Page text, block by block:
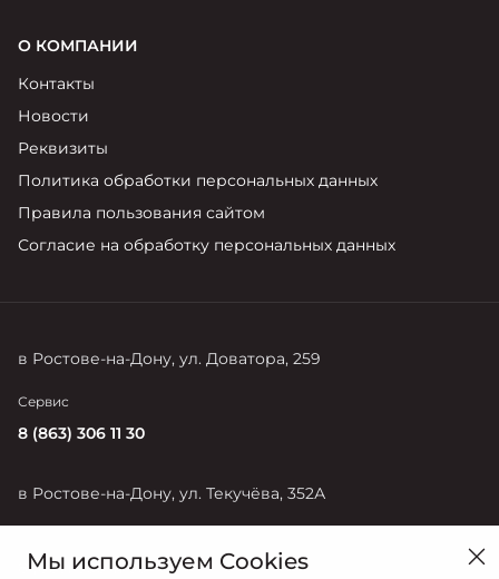
О КОМПАНИИ
Контакты
Новости
Реквизиты
Политика обработки персональных данных
Правила пользования сайтом
Согласие на обработку персональных данных
в Ростове-на-Дону, ул. Доватора, 259
Сервис
8 (863) 306 11 30
в Ростове-на-Дону, ул. Текучёва, 352А
8 (863) 306-11-30
Мы используем Cookies